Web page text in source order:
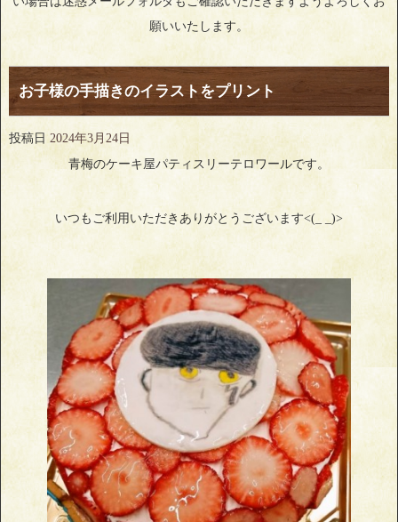
願いいたします。
お子様の手描きのイラストをプリント
投稿日 2024年3月24日
青梅のケーキ屋パティスリーテロワールです。
いつもご利用いただきありがとうございます<(_ _)>